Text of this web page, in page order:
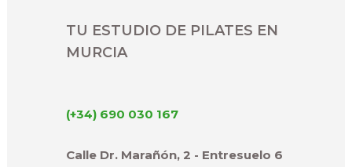
TU ESTUDIO DE PILATES EN
MURCIA
(+34) 690 030 167
Calle Dr. Marañón, 2 - Entresuelo 6